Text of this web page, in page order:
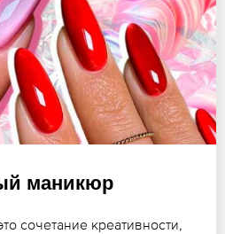
маникюр
сочетание креативности,